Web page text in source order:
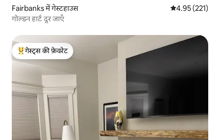
Fairbanks में गेस्टहाउस औसत रेटिंग 5 में से
4.95 (221)
गोल्डन हार्ट दूर जाएँ
गेस्ट्स का टॉप फ़ेवरेट
गेस्ट्स की फ़ेवरेट